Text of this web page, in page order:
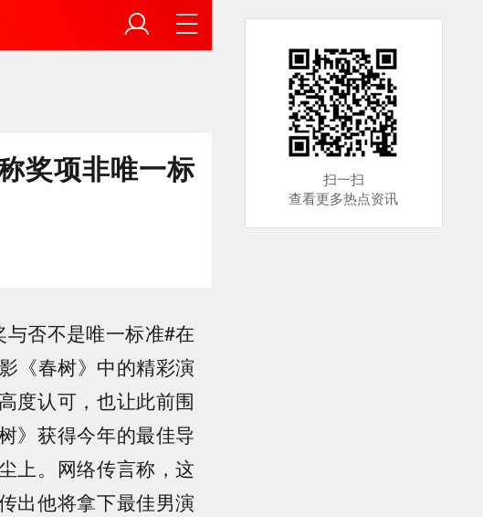
奖项非唯一标
与否不是唯一标准#在
《春树》中的精彩演
度认可，也让此前围
》获得今年的最佳导
上。网络传言称，这
出他将拿下最佳男演
扫一扫
查看更多热点资讯